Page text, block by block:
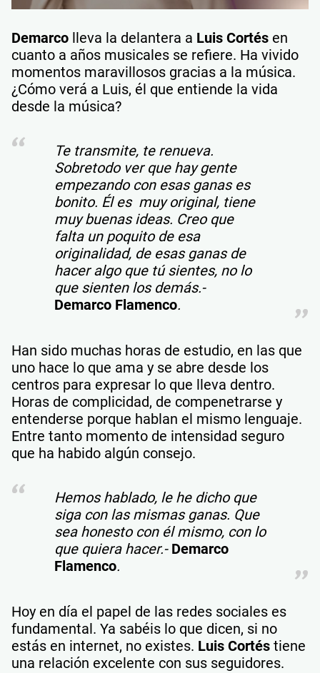
Demarco lleva la delantera a Luis Cortés en
cuanto a años musicales se refiere. Ha vivido
momentos maravillosos gracias a la música.
¿Cómo verá a Luis, él que entiende la vida
desde la música?
Te transmite, te renueva.
Sobretodo ver que hay gente
empezando con esas ganas es
bonito. Él es muy original, tiene
muy buenas ideas. Creo que
falta un poquito de esa
originalidad, de esas ganas de
hacer algo que tú sientes, no lo
que sienten los demás.-
Demarco Flamenco.
Han sido muchas horas de estudio, en las que
uno hace lo que ama y se abre desde los
centros para expresar lo que lleva dentro.
Horas de complicidad, de compenetrarse y
entenderse porque hablan el mismo lenguaje.
Entre tanto momento de intensidad seguro
que ha habido algún consejo.
Hemos hablado, le he dicho que
siga con las mismas ganas. Que
sea honesto con él mismo, con lo
que quiera hacer.- Demarco
Flamenco.
Hoy en día el papel de las redes sociales es
fundamental. Ya sabéis lo que dicen, si no
estás en internet, no existes. Luis Cortés tiene
una relación excelente con sus seguidores.